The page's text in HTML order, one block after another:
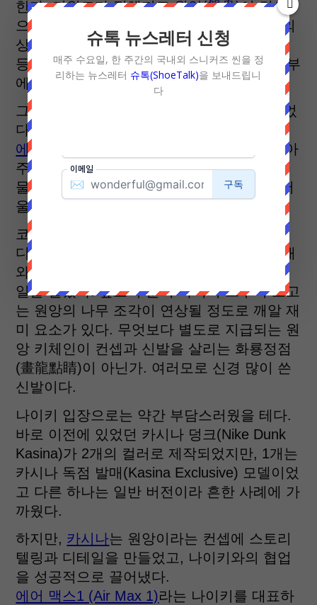
한다. 키워드가 정해지고원앙(鴛鴦)이 컨셉
으로 정해졌다. 원앙은 예로부터 부부 금실의
상징-부부간의 애정과 백년해로, 다복, 화합
등-으로 여겨졌고, 원앙 세트는 결혼하는 부부
에게 필수로 전해지는 선물이었다.
그래서 카시나는 2개의
을 만들었
다. 원앙 암수를 표현한 각각의 신발은
에어 맥스 1(Air Max 1)
의 두툼한 실루엣과 아
주 잘 어울리는 볼륨감을 갖추고 있다, 마치
물에 떠 있는 원앙새 마냥 말이다. 그냥 잘 어
울린다.
코르크 인솔과 반투명 아웃솔에 원앙 그래픽
디자인을 넣어 재미를 주었고, 스웨이드 소재
와 털 소재(포니 헤어)로 원앙새의 털과 디테
일을 살렸다. 앞코 부분의 나이키 스우시 로고
는 원앙의 나무 조각이 연상될 정도로 깨알 재
미 요소가 있다. 무엇보다 별도로 지급되는 원
앙 키체인이 컨셉과 신발을 살리는 화룡정점
(畫龍點睛)이 아닌가. 여러모로 신경 많이 쓴
신발이다.
나이키 입장으로는 약간 부담스러웠을 테다.
바로 이전에 있었던 카시나 덩크(Nike Dunk
Kasina)가 2개의 컬러로 제작되었지만, 1개는
카시나 독점 발매(Kasina Exclusive) 모델이었
고 다른 하나는 일반 버전이라 흔한 사례에 가
까웠다.
하지만, 카시나는 원앙이라는 컨셉에 스토리
텔링과 디테일을 만들었고, 나이키와의 협업
을 성공적으로 끌어냈다.
에어 맥스1 (Air Max 1)라는 나이키를 대표하
슈톡 뉴스레터 신청
매주 수요일, 한 주간의 국내외 스니커즈 씬을 정
리하는 뉴스레터 슈톡(ShoeTalk)을 보내드립니
다